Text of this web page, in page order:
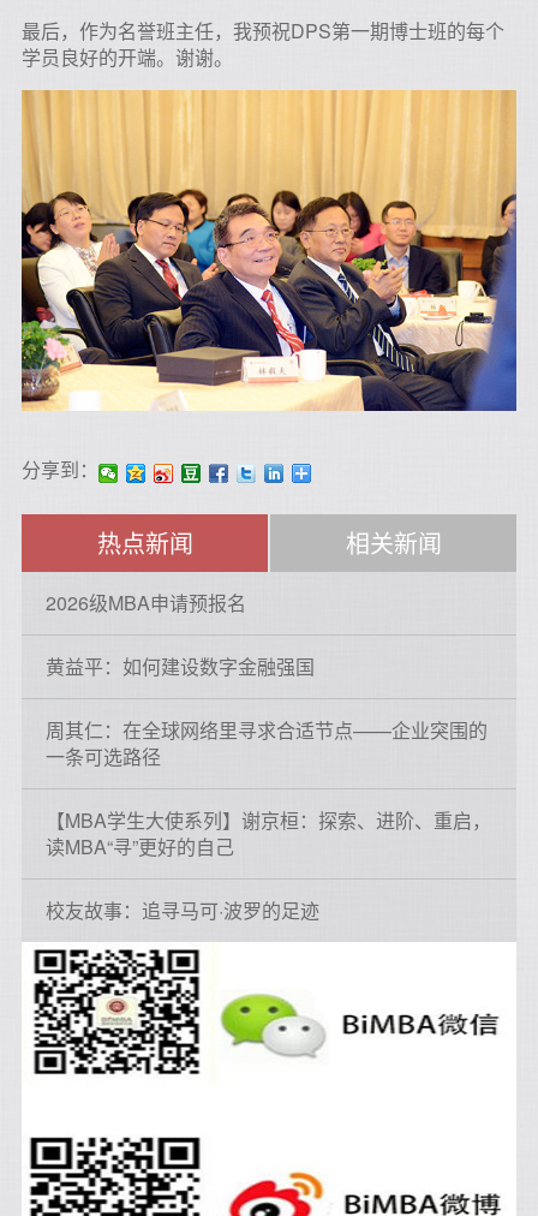
最后，作为名誉班主任，我预祝DPS第一期博士班的每个
学员良好的开端。谢谢。
分享到：
热点新闻 相关新闻
2026级MBA申请预报名
黄益平：如何建设数字金融强国
周其仁：在全球网络里寻求合适节点——企业突围的
一条可选路径
【MBA学生大使系列】谢京桓：探索、进阶、重启，
读MBA“寻”更好的自己
校友故事：追寻马可·波罗的足迹